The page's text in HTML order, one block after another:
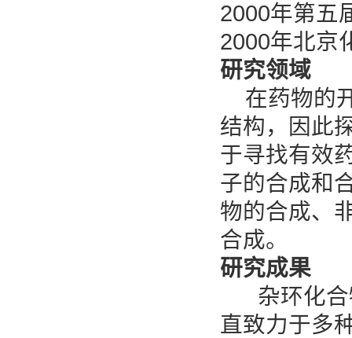
2000年第五
2000年北京
研究领域
在药物的
结构，因此
于寻找有效
子的合成和
物的合成、
合成。
研究成果
杂环化合
直致力于多